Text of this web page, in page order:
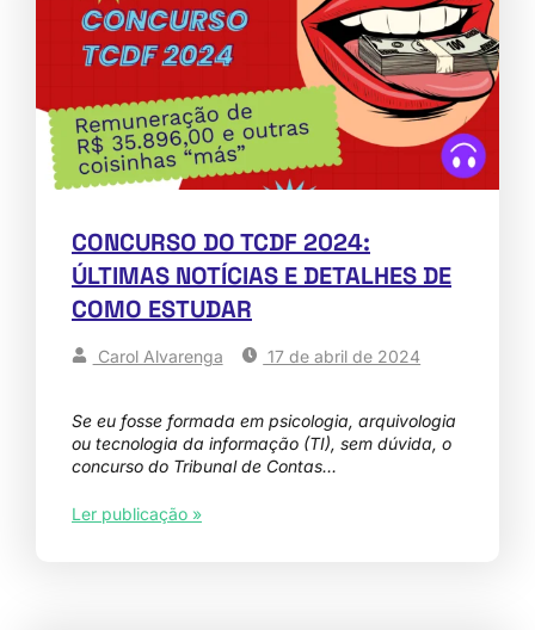
CONCURSO DO TCDF 2024:
ÚLTIMAS NOTÍCIAS E DETALHES DE
COMO ESTUDAR
Carol Alvarenga 17 de abril de 2024
Se eu fosse formada em psicologia, arquivologia
ou tecnologia da informação (TI), sem dúvida, o
concurso do Tribunal de Contas…
Ler publicação »